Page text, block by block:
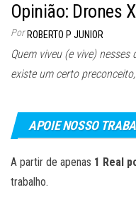
Opinião: Drones
Por ROBERTO P JUNIOR
Quem viveu (e vive)
existe um certo
APOIE NOSSO
A partir de apenas 1 Real
trabalho.